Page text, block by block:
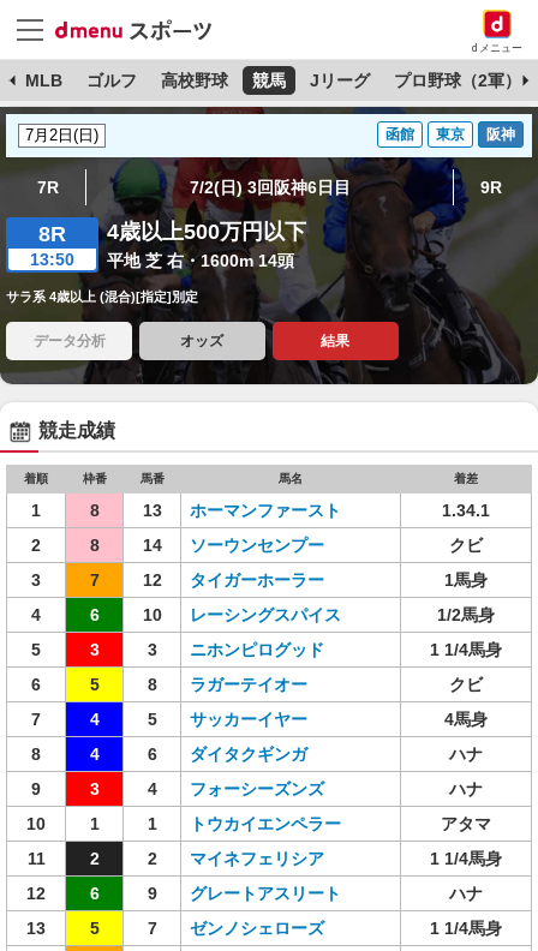
dメニュー
MLB ゴルフ 高校野球 競馬 Jリーグ プロ野球（2軍）
函館 東京 阪神
7R 7/2(日) 3回阪神6日目 9R
8R
13:50
4歳以上500万円以下
平地 芝 右・1600m 14頭
サラ系 4歳以上 (混合)[指定]別定
データ分析 オッズ 結果
競走成績
着順 枠番 馬番 馬名 着差
1 8 13 ホーマンファースト
1.34.1
2
8 14 ソーウンセンプー
クビ
3
7 12 タイガーホーラー
1馬身
4
6 10 レーシングスパイス
1/2馬身
5
3 3 ニホンピログッド
1 1/4馬身
6
5 8 ラガーテイオー
クビ
7
4 5 サッカーイヤー
4馬身
8
4 6 ダイタクギンガ
ハナ
9
3 4 フォーシーズンズ
ハナ
10
1 1 トウカイエンペラー
アタマ
11
2 2 マイネフェリシア
1 1/4馬身
12
6 9 グレートアスリート
ハナ
13
5 7 ゼンノシェローズ
1 1/4馬身